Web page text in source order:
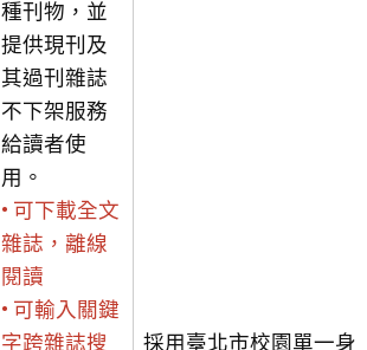
種刊物，並
提供現刊及
其過刊雜誌
不下架服務
給讀者使
用。
• 可下載全文
雜誌，離線
閱讀
• 可輸入關鍵
字跨雜誌搜
採用臺北市校園單一身